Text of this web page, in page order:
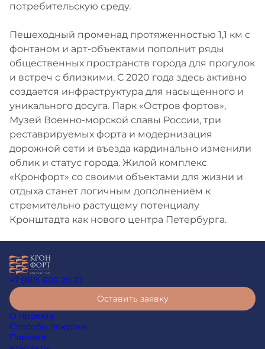
потребительскую среду.
Пешеходный променад протяженностью 1,1 км с
фонтаном и арт-объектами пополнит ряды
общественных пространств города для прогулок
и встреч с близкими. С 2020 года здесь активно
создается инфраструктура для насыщенного и
уникального досуга. Парк «Остров фортов»,
Музей Военно-морской славы России, три
реставрируемых форта и модернизация
дорожной сети и въезда кардинально изменили
облик и статус города. Жилой комплекс
«Кронфорт» со своими объектами для жизни и
отдыха станет логичным дополнением к
стремительно растущему потенциалу
Кронштадта как нового центра Петербурга.
+7 (812) 602-20-10
Оставить заявку
О проекте
Способы покупки
Паркинг